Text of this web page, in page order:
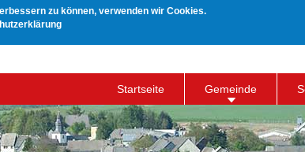
zu können, verwenden wir Cookies.
Startseite Gemeinde